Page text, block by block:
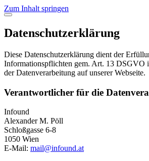
Zum Inhalt springen
Branding
Digital Products
Strategie
Programs
Work
About
Datenschutzerklärung
Diese Datenschutzerklärung dient der
Informationspflichten gem. Art. 13 DSGVO
der Datenverarbeitung auf unserer Webseite.
Verantwortlicher für die
Infound
Alexander M. Pöll
Schloßgasse 6-8
1050 Wien
E-Mail: mail@infound.at